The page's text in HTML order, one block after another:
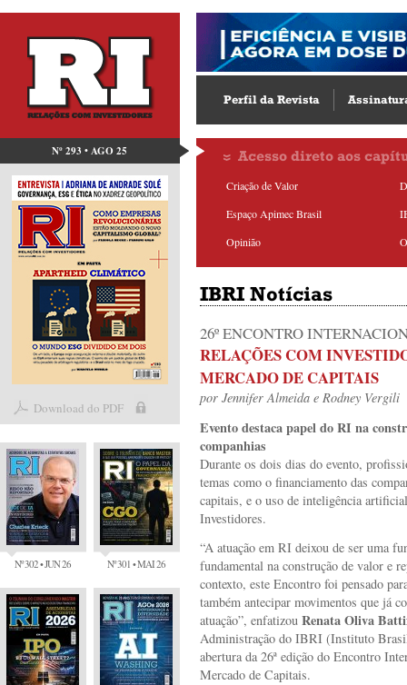
Nº 293 • AGO 25
Download do PDF
Nº 302 • JUN 26 Nº 301 • MAI 26
Perfil da Revista
Acesso direto aos
Criação de Valor
Espaço Apimec Brasil
Opinião
IBRI Notícias
26º ENCONTRO
RELAÇÕES COM
MERCADO DE CAPITAIS
por Jennifer Almeida e Rodney Vergili
Evento destaca papel do RI na
companhias
Durante os dois dias do evento,
temas como o financiamento das
capitais, e o uso de inteligência
Investidores.
“A atuação em RI deixou de ser uma
fundamental na construção de valor e
contexto, este Encontro foi pensado
também antecipar movimentos que já
atuação”, enfatizou Renata Oliva
Administração do IBRI (Instituto
abertura da 26ª edição do Encontro
Mercado de Capitais.